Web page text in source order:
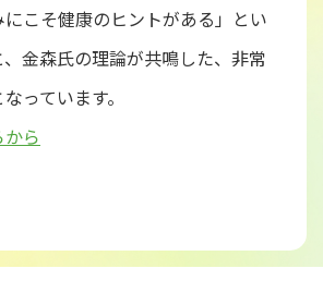
にこそ健康のヒントがある」とい
金森氏の理論が共鳴した、非常
っています。
ら